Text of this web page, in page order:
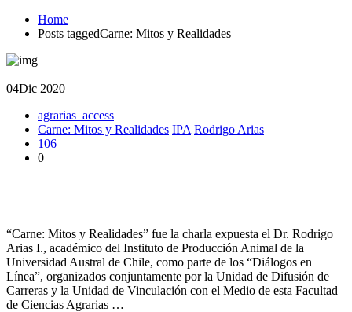
Home
Posts taggedCarne: Mitos y Realidades
04Dic 2020
agrarias_access
Carne: Mitos y Realidades IPA Rodrigo Arias
106
0
“Carne: Mitos y Realidades” fue la charla expuesta el Dr. Rodrigo
Arias I., académico del Instituto de Producción Animal de la
Universidad Austral de Chile, como parte de los “Diálogos en
Línea”, organizados conjuntamente por la Unidad de Difusión de
Carreras y la Unidad de Vinculación con el Medio de esta Facultad
de Ciencias Agrarias …